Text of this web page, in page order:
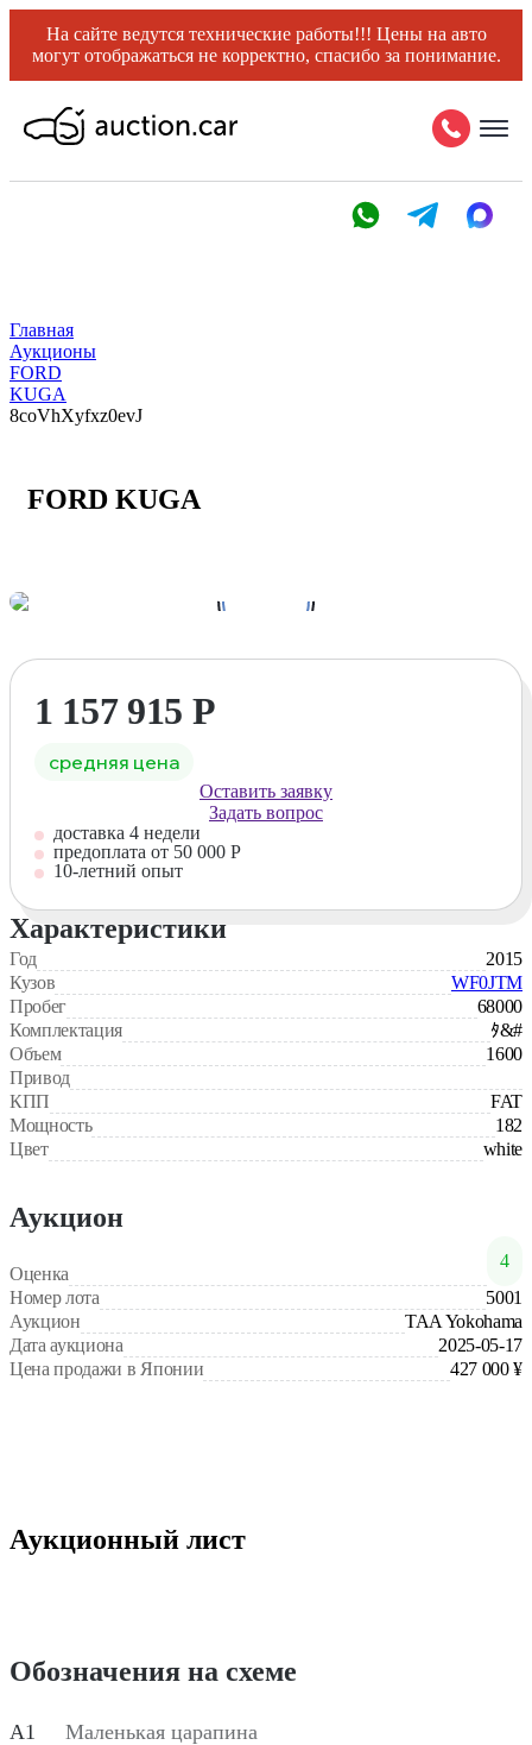
На сайте ведутся технические работы!!! Цены на авто
могут отображаться не корректно, спасибо за понимание.
Главная
Аукционы
FORD
KUGA
8coVhXyfxz0evJ
FORD KUGA
Характеристики
Год
2015
Кузов
WF0JTM
Пробег
68000
Комплектация
ﾀ&#
Объем
1600
Привод
КПП
FAT
Мощность
182
Цвет
white
Аукцион
Оценка
4
Номер лота
5001
Аукцион
TAA Yokohama
Дата аукциона
2025-05-17
Цена продажи в Японии
427 000 ¥
1 157 915 Р
средняя цена
Оставить заявку
Задать вопрос
доставка 4 недели
предоплата от 50 000 Р
10-летний опыт
Аукционный лист
Обозначения на схеме
A1
Маленькая царапина